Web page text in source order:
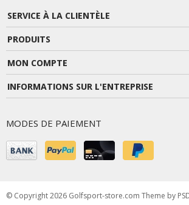
SERVICE À LA CLIENTÈLE
PRODUITS
MON COMPTE
INFORMATIONS SUR L'ENTREPRISE
MODES DE PAIEMENT
© Copyright 2026 Golfsport-store.com Theme by